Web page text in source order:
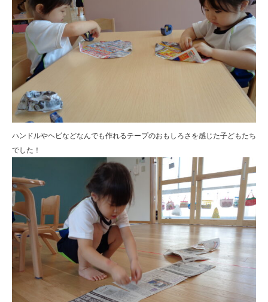
ハンドルやヘビなどなんでも作れるテープのおもしろさを感じた子どもたち
でした！